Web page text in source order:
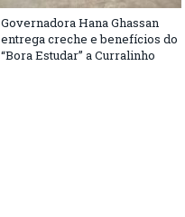
Governadora Hana Ghassan
entrega creche e benefícios do
“Bora Estudar” a Curralinho